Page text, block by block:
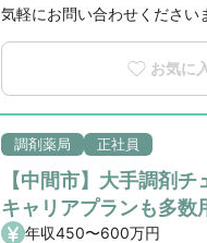
気軽にお問い合わせくださ
お気に
調剤薬局 正社員
【中間市】大手調剤
キャリアプランも多数
年収450〜600万円